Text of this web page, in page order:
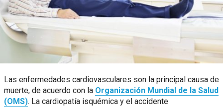
Las enfermedades cardiovasculares son la principal causa de
muerte, de acuerdo con la Organización Mundial de la Salud
(OMS). La cardiopatía isquémica y el accidente